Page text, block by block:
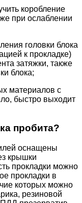
коробление
при ослаблении
головки блока
к прокладке)
затяжки, также
блока;
материалов с
быстро выходит
пробита?
оснащены
крышки
прокладки можно
прокладки в
которых можно
резиновой